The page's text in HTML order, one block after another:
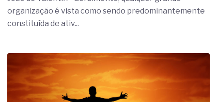
organização é vista como sendo predominantemente
constituída de ativ...